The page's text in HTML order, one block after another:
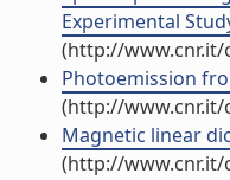
Experimental
(http://
Photoemission
(http://
Magnetic linear
(http://